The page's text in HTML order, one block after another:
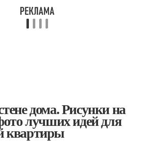
дома. Рисунки на
лучших идей для
квартиры